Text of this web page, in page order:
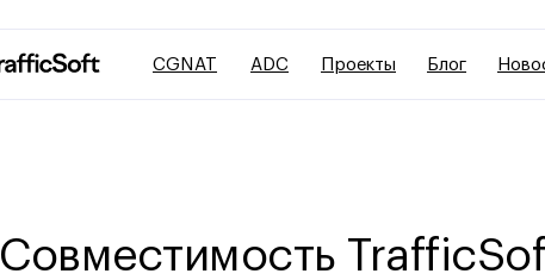
CGNAT ADC Проекты Блог
Совместимость